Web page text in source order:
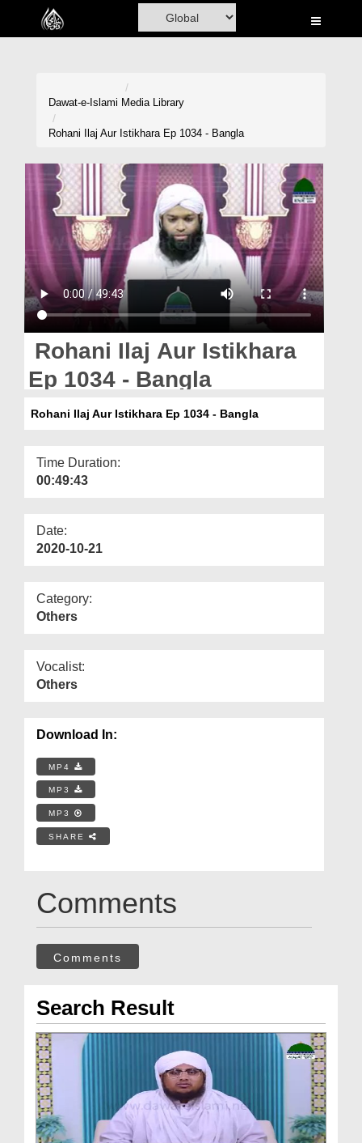
Home
Volunteer Portal
Rohani Ilaj
Donation
Blog
Magazine
Dawat-e-Islami Media Library
Rohani Ilaj Aur Istikhara Ep 1034 - Bangla
Rohani Ilaj Aur Istikhara
Ep 1034 - Bangla
Rohani Ilaj Aur Istikhara Ep 1034 - Bangla
Time Duration:
00:49:43
Date:
2020-10-21
Category:
Others
Vocalist:
Others
Download In:
MP4
MP3
MP3
SHARE
Comments
Comments
Search Result